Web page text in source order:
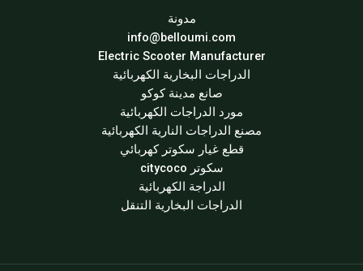
مدونة
info@belloumi.com
Electric Scooter Manufacturer
الدراجات البخارية الكهربائية
صانع مدينة كوكو
مورد الدراجات الكهربائية
مصنع الدراجات النارية الكهربائية
قطع غيار سكوتر كهربائي
سكوتر citycoco
الدراجة الكهربائية
الدراجات البخارية التنقل